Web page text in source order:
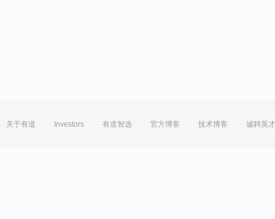
关于有道 Investors 有道智选 官方博客 技术博客 诚聘英才